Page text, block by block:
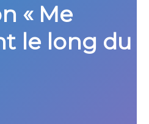
« Me
le long du